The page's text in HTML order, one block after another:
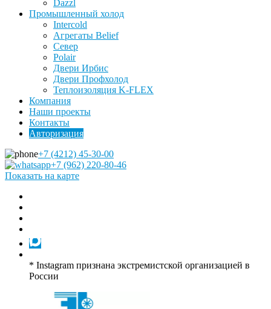
Dazzl
Промышленный холод
Intercold
Агрегаты Belief
Север
Polair
Двери Ирбис
Двери Профхолод
Теплоизоляция K-FLEX
Компания
Наши проекты
Контакты
Авторизация
+7 (4212) 45-30-00
+7 (962) 220-80-46
Показать на карте
* Instagram признана экстремистской организацией в
России